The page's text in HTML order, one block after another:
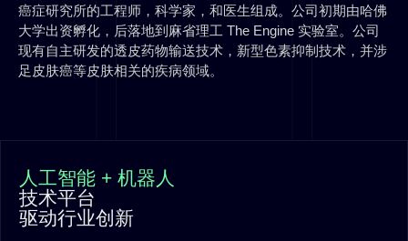
癌症研究所的工程师，科学家，和医生组成。公司初期由哈佛
大学出资孵化，后落地到麻省理工 The Engine 实验室。公司
现有自主研发的透皮药物输送技术，新型色素抑制技术，并涉
足皮肤癌等皮肤相关的疾病领域。
人工智能 + 机器人
技术平台
驱动行业创新